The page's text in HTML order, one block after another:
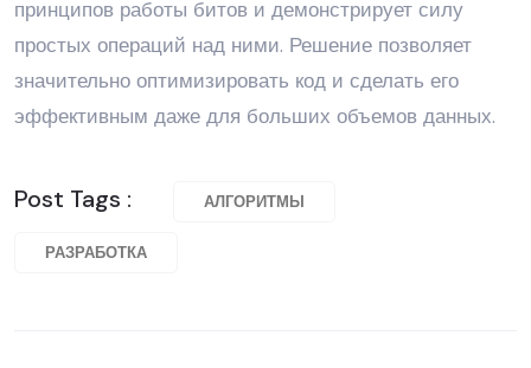
принципов работы битов и демонстрирует силу
простых операций над ними. Решение позволяет
значительно оптимизировать код и сделать его
эффективным даже для больших объемов данных.
Post Tags : АЛГОРИТМЫ
РАЗРАБОТКА